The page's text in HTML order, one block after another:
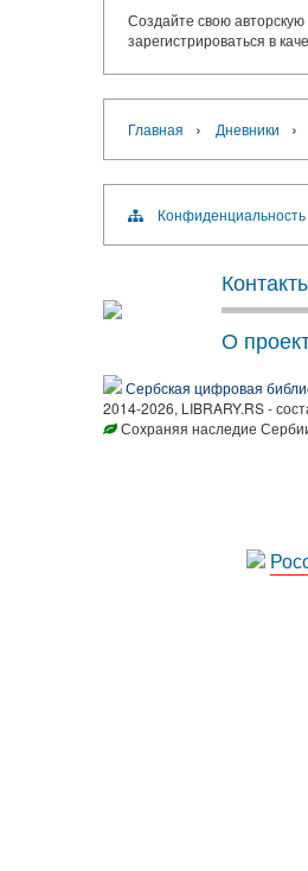
Создайте свою
зарегистрироваться в
Главная › Дневники ›
Конфиденциальность
О
Сербская цифровая
2014-2026, LIBRARY.RS -
Сохраняя наследие